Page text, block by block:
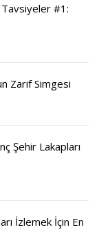
Tavsiyeler #1:
Zarif Simgesi
Şehir Lakapları
İzlemek İçin En